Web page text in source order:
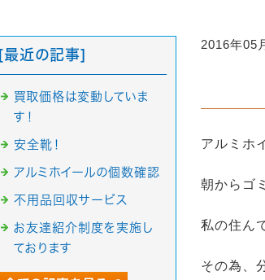
2016年05
アルミホ
朝からゴ
私の住ん
その為、
[最近の記事]
買取価格は変動していま
す！
安全靴！
アルミホイールの個数確認
不用品回収サービス
お友達紹介制度を実施し
ております